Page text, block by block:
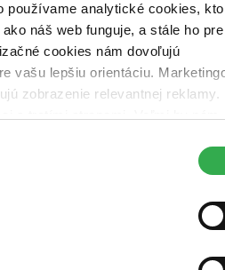
používame analytické cookies,
náš web funguje, a stále ho pre
cookies nám dovoľujú
vašu lepšiu orientáciu.
zobrazenie relevantnej reklamy.